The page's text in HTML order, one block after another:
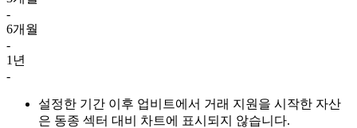
-
6개월
-
1년
-
설정한 기간 이후 업비트에서 거래 지원을 시작한 자산
은 동종 섹터 대비 차트에 표시되지 않습니다.